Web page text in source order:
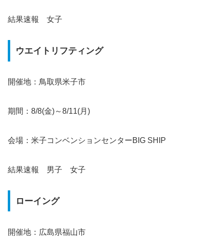
結果速報 女子
ウエイトリフティング
開催地：鳥取県米子市
期間：8/8(金)～8/11(月)
会場：米子コンベンションセンターBIG SHIP
結果速報 男子 女子
ローイング
開催地：広島県福山市